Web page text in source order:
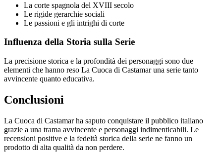
La corte spagnola del XVIII secolo
Le rigide gerarchie sociali
Le passioni e gli intrighi di corte
Influenza della Storia sulla Serie
La precisione storica e la profondità dei personaggi sono due
elementi che hanno reso La Cuoca di Castamar una serie tanto
avvincente quanto educativa.
Conclusioni
La Cuoca di Castamar ha saputo conquistare il pubblico italiano
grazie a una trama avvincente e personaggi indimenticabili. Le
recensioni positive e la fedeltà storica della serie ne fanno un
prodotto di alta qualità da non perdere.